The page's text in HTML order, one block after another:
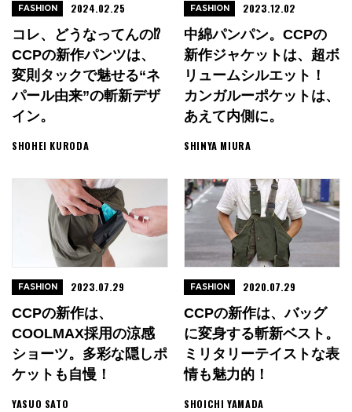
コレ、どうなってんの⁉︎
CCPの新作パンツは、
変則タックで魅せる“ネ
パール由来”の斬新デザ
イン。
SHOHEI KURODA
FASHION 2024.02.25
中綿パンパン。CCPの
新作ジャケットは、超ボ
リュームシルエット！
カンガルーポケットは、
あえて内側に。
SHINYA MIURA
FASHION 2023.12.02
CCPの新作は、
COOLMAX採用の涼感
ショーツ。多彩な隠しポ
ケットも自慢！
YASUO SATO
FASHION 2023.07.29
CCPの新作は、バッグ
に変身する斬新ベスト。
ミリタリーテイストな表
情も魅力的！
SHOICHI YAMADA
FASHION 2020.07.29